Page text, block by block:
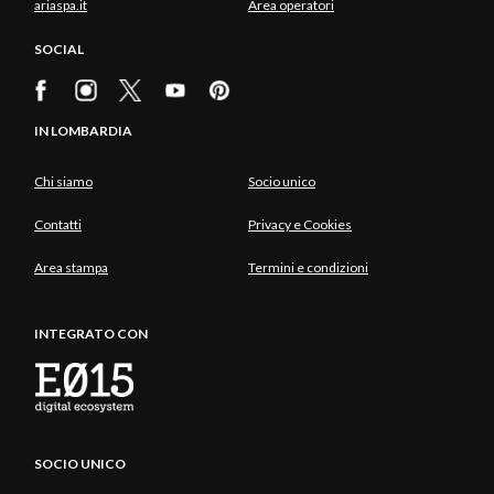
ariaspa.it Area operatori
SOCIAL
IN LOMBARDIA
Chi siamo Socio unico
Contatti Privacy e Cookies
Area stampa Termini e condizioni
INTEGRATO CON
SOCIO UNICO